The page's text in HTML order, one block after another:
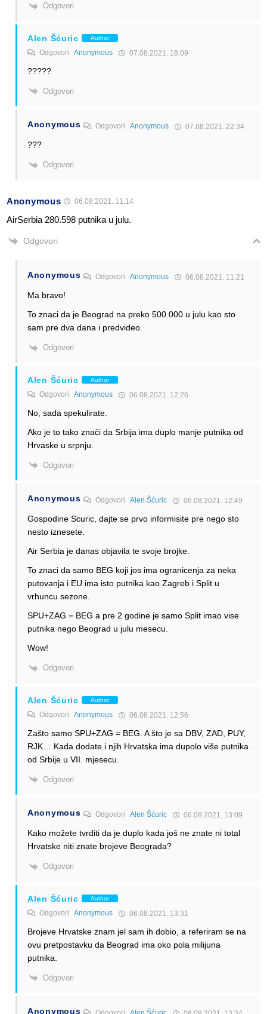
Odgovori
Alen Šćuric Author
Odgovori Anonymous 07.08.2021. 18:09
?????
Odgovori
Anonymous OdgovoriAnonymous 07.08.2021. 22:34
???
Odgovori
Anonymous 06.08.2021. 11:14
AirSerbia 280.598 putnika u julu.
Odgovori
Anonymous OdgovoriAnonymous 06.08.2021. 11:21
Ma bravo!
To znaci da je Beograd na preko 500.000 u julu kao sto
sam pre dva dana i predvideo.
Odgovori
Alen Šćuric Author
Odgovori Anonymous 06.08.2021. 12:26
No, sada spekulirate.
Ako je to tako znači da Srbija ima duplo manje putnika od
Hrvaske u srpnju.
Odgovori
Anonymous OdgovoriAlen Šćuric 06.08.2021. 12:49
Gospodine Scuric, dajte se prvo informisite pre nego sto
nesto iznesete.
Air Serbia je danas objavila te svoje brojke.
To znaci da samo BEG koji jos ima ogranicenja za neka
putovanja i EU ima isto putnika kao Zagreb i Split u
vrhuncu sezone.
SPU+ZAG = BEG a pre 2 godine je samo Split imao vise
putnika nego Beograd u julu mesecu.
Wow!
Odgovori
Alen Šćuric Author
Odgovori Anonymous 06.08.2021. 12:56
Zašto samo SPU+ZAG = BEG. A što je sa DBV, ZAD, PUY,
RJK… Kada dodate i njih Hrvatska ima dupolo više putnika
od Srbije u VII. mjesecu.
Odgovori
Anonymous OdgovoriAlen Šćuric 06.08.2021. 13:09
Kako možete tvrditi da je duplo kada još ne znate ni total
Hrvatske niti znate brojeve Beograda?
Odgovori
Alen Šćuric Author
Odgovori Anonymous 06.08.2021. 13:31
Brojeve Hrvatske znam jel sam ih dobio, a referiram se na
ovu pretpostavku da Beograd ima oko pola milijuna
putnika.
Odgovori
Anonymous